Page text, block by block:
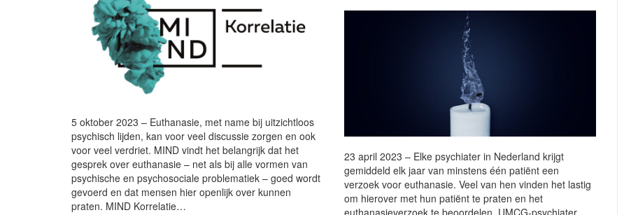
5 oktober 2023 – Euthanasie, met name bij uitzichtloos
psychisch lijden, kan voor veel discussie zorgen en ook
voor veel verdriet. MIND vindt het belangrijk dat het
gesprek over euthanasie – net als bij alle vormen van
psychische en psychosociale problematiek – goed wordt
gevoerd en dat mensen hier openlijk over kunnen
praten. MIND Korrelatie…
23 april 2023 – Elke psychiater in Nederland krijgt
gemiddeld elk jaar van minstens één patiënt een
verzoek voor euthanasie. Veel van hen vinden het lastig
om hierover met hun patiënt te praten en het
euthanasieverzoek te beoordelen. UMCG-psychiater